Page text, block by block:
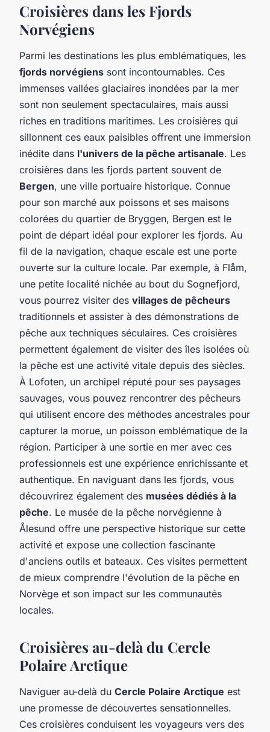
Croisières dans les Fjords
Norvégiens
Parmi les destinations les plus emblématiques, les
fjords norvégiens sont incontournables. Ces
immenses vallées glaciaires inondées par la mer
sont non seulement spectaculaires, mais aussi
riches en traditions maritimes. Les croisières qui
sillonnent ces eaux paisibles offrent une immersion
inédite dans l'univers de la pêche artisanale. Les
croisières dans les fjords partent souvent de
Bergen, une ville portuaire historique. Connue
pour son marché aux poissons et ses maisons
colorées du quartier de Bryggen, Bergen est le
point de départ idéal pour explorer les fjords. Au
fil de la navigation, chaque escale est une porte
ouverte sur la culture locale. Par exemple, à Flåm,
une petite localité nichée au bout du Sognefjord,
vous pourrez visiter des villages de pêcheurs
traditionnels et assister à des démonstrations de
pêche aux techniques séculaires. Ces croisières
permettent également de visiter des îles isolées où
la pêche est une activité vitale depuis des siècles.
À Lofoten, un archipel réputé pour ses paysages
sauvages, vous pouvez rencontrer des pêcheurs
qui utilisent encore des méthodes ancestrales pour
capturer la morue, un poisson emblématique de la
région. Participer à une sortie en mer avec ces
professionnels est une expérience enrichissante et
authentique. En naviguant dans les fjords, vous
découvrirez également des musées dédiés à la
pêche. Le musée de la pêche norvégienne à
Ålesund offre une perspective historique sur cette
activité et expose une collection fascinante
d'anciens outils et bateaux. Ces visites permettent
de mieux comprendre l'évolution de la pêche en
Norvège et son impact sur les communautés
locales.
Croisières au-delà du Cercle
Polaire Arctique
Naviguer au-delà du Cercle Polaire Arctique est
une promesse de découvertes sensationnelles.
Ces croisières conduisent les voyageurs vers des